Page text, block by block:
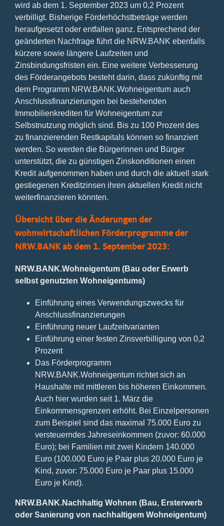
wird ab dem 1. September 2023 um 0,2 Prozent
verbilligt. Bisherige Förderhöchstbeträge werden
heraufgesetzt oder entfallen ganz. Entsprechend der
geänderten Nachfrage führt die NRW.BANK ebenfalls
kürzere sowie längere Laufzeiten und
Zinsbindungsfristen ein. Eine weitere Verbesserung
des Förderangebots besteht darin, dass zukünftig mit
dem Programm NRW.BANK.Wohneigentum auch
Anschlussfinanzierungen bei bestehenden
Immobilienkrediten für Wohneigentum zur
Selbstnutzung möglich sind. Bis zu 100 Prozent des
zu finanzierenden Restkapitals können so finanziert
werden. So werden die Bürgerinnen und Bürger
unterstützt, die zu günstigen Zinskonditionen einen
Kredit aufgenommen haben und durch die aktuell stark
gestiegenen Kreditzinsen ihren aktuellen Kredit nicht
weiterfinanzieren könnten.
Übersicht über die Änderungen der
wohnwirtschaftlichen Förderprogramme der
NRW.BANK ab dem 1. September 2023:
NRW.BANK.Wohneigentum (Bau oder Erwerb
selbst genutzten Wohneigentums)
Einführung eines Verwendungszwecks für
Anschlussfinanzierungen
Einführung neuer Laufzeitvarianten
Einführung einer festen Zinsverbilligung von 0,2
Prozent
Das Förderprogramm
NRW.BANK.Wohneigentum richtet sich an
Haushalte mit mittleren bis höheren Einkommen.
Auch hier wurden seit 1. März die
Einkommensgrenzen erhöht. Bei Einzelpersonen
zum Beispiel sind das maximal 75.000 Euro zu
versteuerndes Jahreseinkommen (zuvor: 60.000
Euro); bei Familien mit zwei Kindern 140.000
Euro (100.000 Euro je Paar plus 20.000 Euro je
Kind, zuvor: 75.000 Euro je Paar plus 15.000
Euro je Kind).
NRW.BANK.Nachhaltig Wohnen (Bau, Ersterwerb
oder Sanierung von nachhaltigem Wohneigentum)